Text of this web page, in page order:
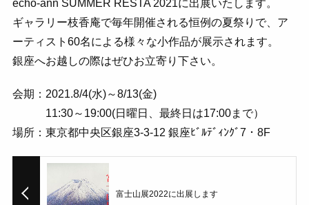
echo-ann SUMMER RESTA 2021に出展いたします。
ギャラリー枝香庵で毎年開催される恒例の夏祭りで、ア
ーティスト60名による様々な小作品が展示されます。
銀座へお越しの際はぜひお立寄り下さい。
会期：2021.8/4(水)～8/13(金)
11:30～19:00(日曜日、最終日は17:00まで）
場所：東京都中央区銀座3-3-12 銀座ﾋﾞﾙﾃﾞｨﾝｸﾞ7・8F
富士山展2022に出展します